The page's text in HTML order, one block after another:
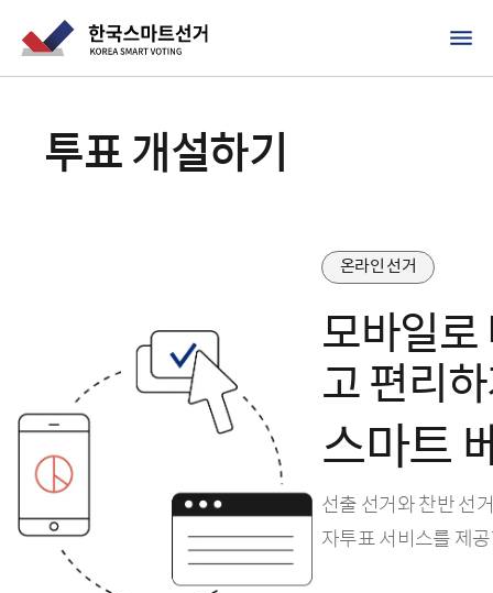
투표 개설하기
온라인 선거
모바일로
고 편리
스마트
선출 선거와 찬반 선
자투표 서비스를 제